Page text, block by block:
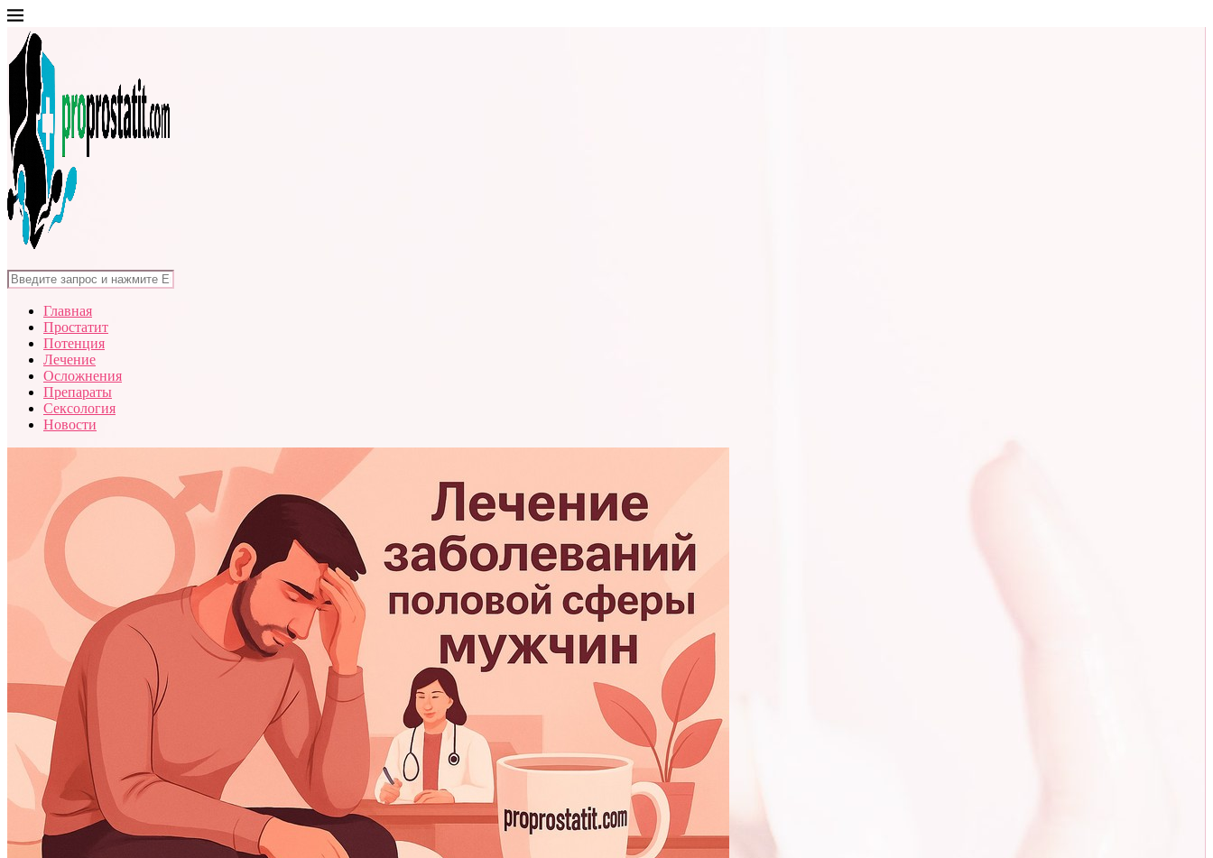
Главная
Простатит
Потенция
Лечение
Осложнения
Препараты
Сексология
Новости